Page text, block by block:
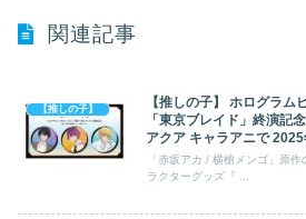
関連記事
【推しの子】
【推しの子】 ホログラム
「東京ブレイド」終演記
アクア キャラアニで
「赤坂アカ / 横槍メンゴ」原
ラクターグッズ『 ...